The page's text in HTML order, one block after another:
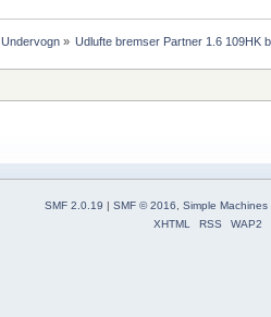
Undervogn» Udlufte bremser Partner 1.6 109HK
SMF 2.0.19 | SMF © 2016 Simple Machines
XHTML
RSS WAP2